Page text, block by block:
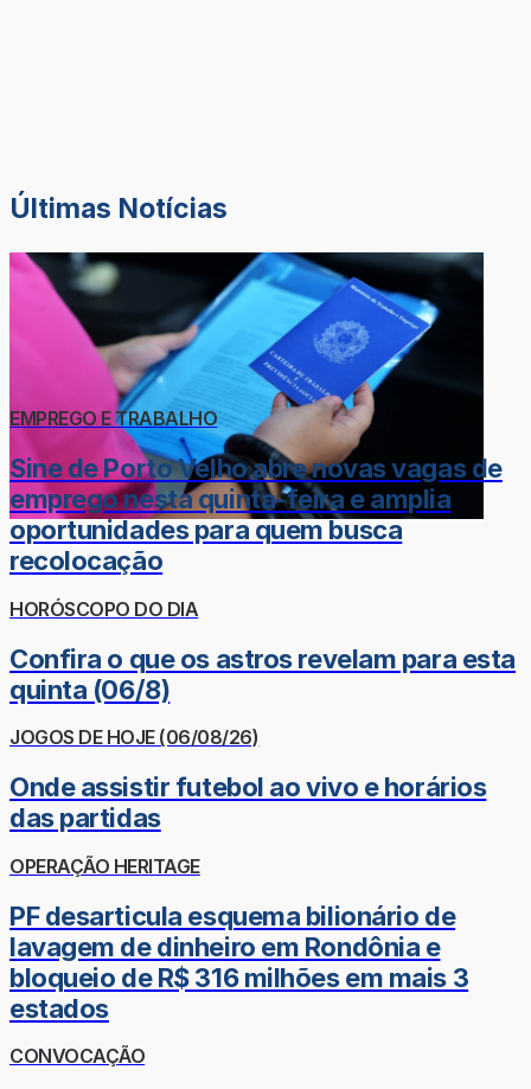
Últimas Notícias
EMPREGO E TRABALHO
Sine de Porto Velho abre novas vagas de
emprego nesta quinta-feira e amplia
oportunidades para quem busca
recolocação
HORÓSCOPO DO DIA
Confira o que os astros revelam para esta
quinta (06/8)
JOGOS DE HOJE (06/08/26)
Onde assistir futebol ao vivo e horários
das partidas
OPERAÇÃO HERITAGE
PF desarticula esquema bilionário de
lavagem de dinheiro em Rondônia e
bloqueio de R$ 316 milhões em mais 3
estados
CONVOCAÇÃO